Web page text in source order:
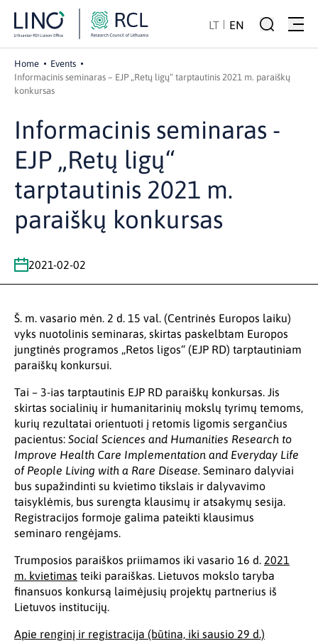
LT EN
Home
Events
Informacinis seminaras – EJP „Retų ligų“ tarptautinis 2021 m. paraiškų
konkursas
Informacinis seminaras -
EJP „Retų ligų“
tarptautinis 2021 m.
paraiškų konkursas
2021-02-02
Š. m. vasario mėn. 2 d. 15 val. (Centrinės Europos laiku)
vyks nuotolinis seminaras, skirtas paskelbtam Europos
jungtinės programos „Retos ligos“ (EJP RD) tarptautiniam
paraiškų konkursui.
Tai – 3-ias tarptautinis EJP RD paraiškų konkursas. Jis
skirtas socialinių ir humanitarinių mokslų tyrimų temoms,
kurių rezultatai orientuoti į retomis ligomis sergančius
pacientus: Social Sciences and Humanities Research to
Improve Health Care Implementation and Everyday Life
of People Living with a Rare Disease. Seminaro dalyviai
bus supažindinti su kvietimo tikslais ir dalyvavimo
taisyklėmis, bus surengta klausimų ir atsakymų sesija.
Registracijos formoje galima pateikti klausimus
seminaro rengėjams.
Trumposios paraiškos priimamos iki vasario 16 d. 2021
m. kvietimas teiki paraiškas. Lietuvos mokslo taryba
finansuos konkursą laimėjusių projektų partnerius iš
Lietuvos institucijų.
Apie renginį ir registracija (būtina, iki sausio 29 d.)